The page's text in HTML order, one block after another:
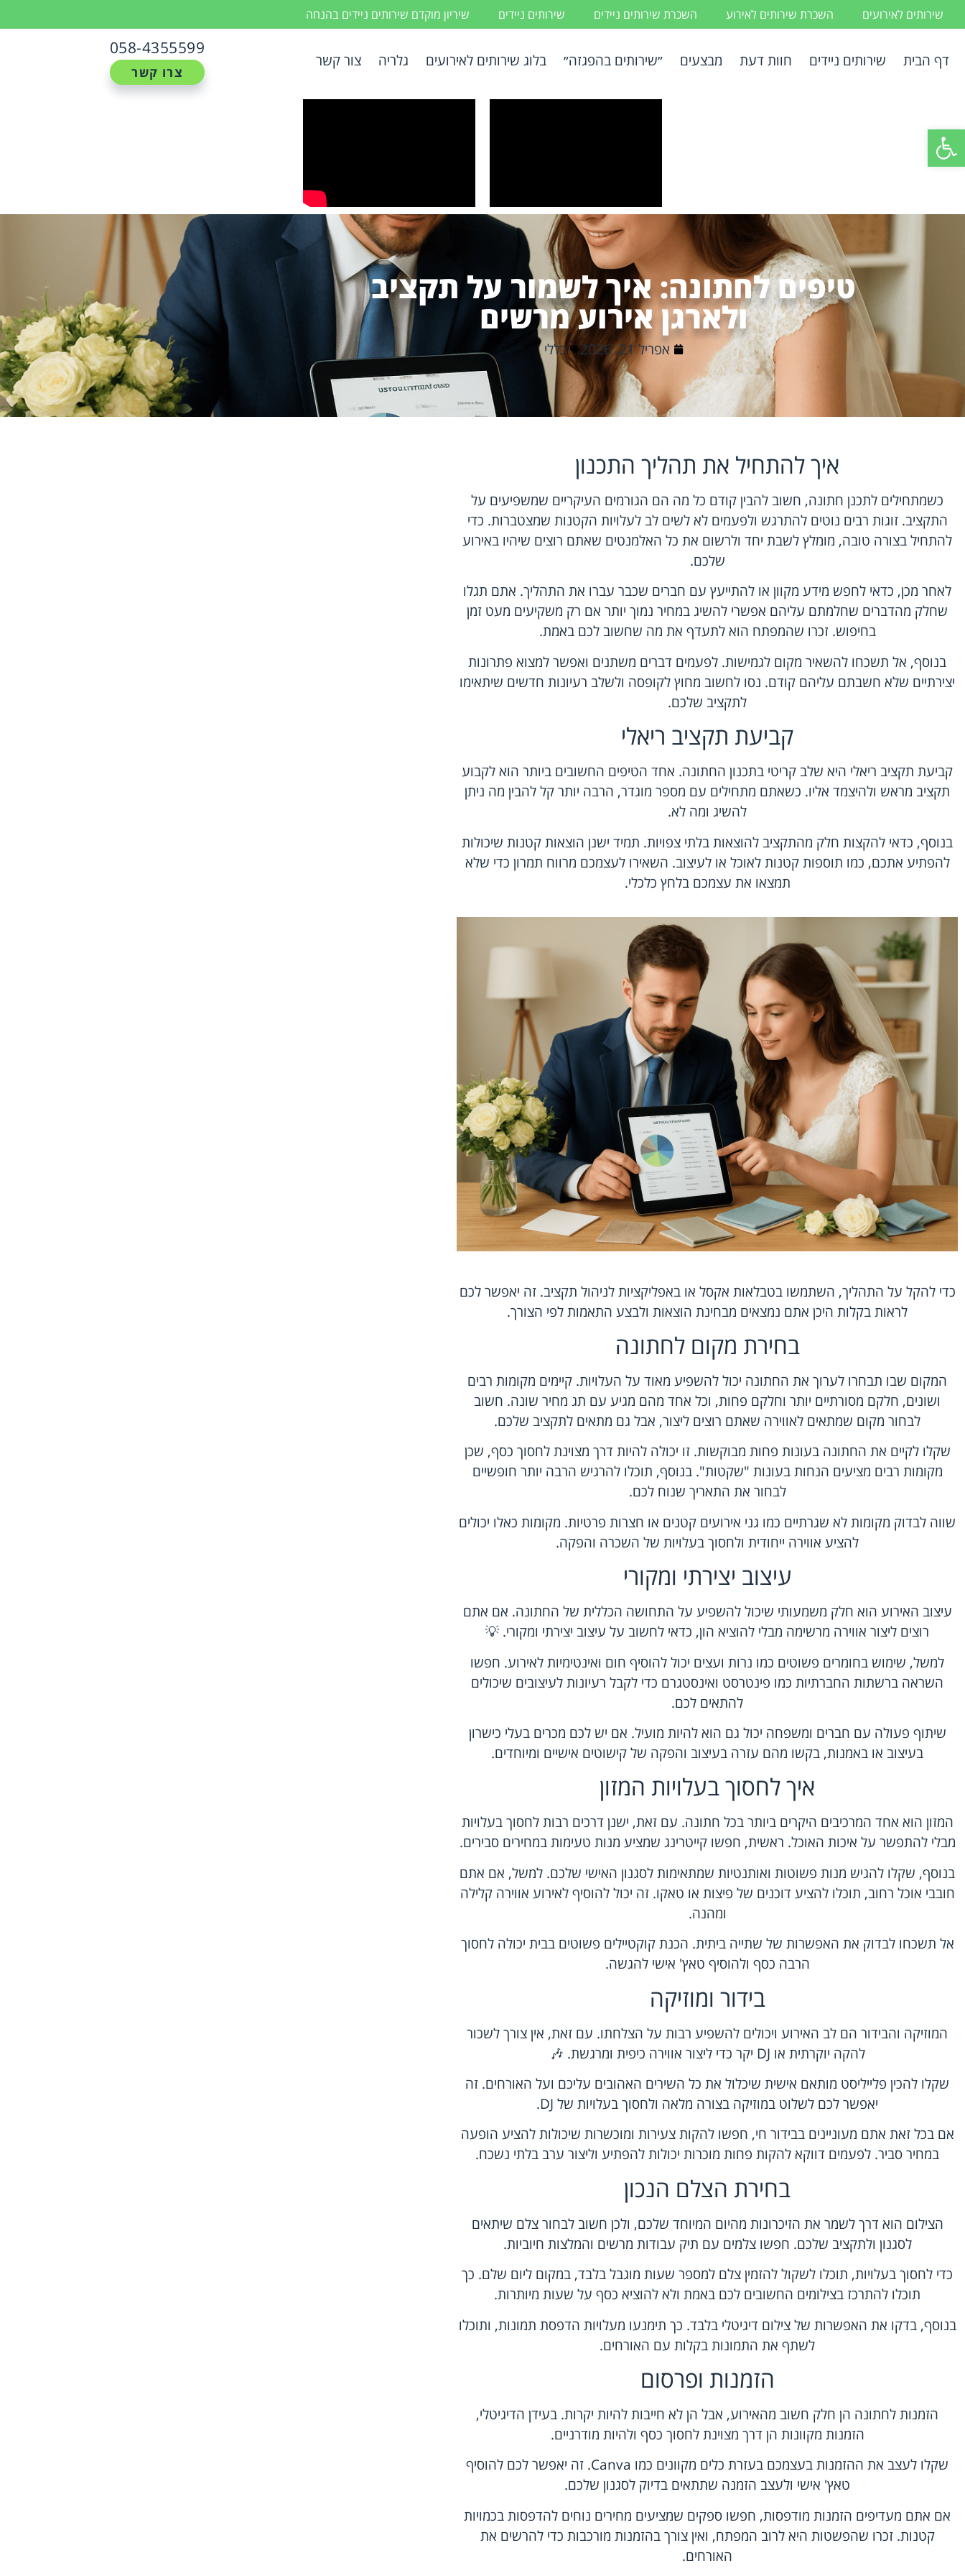
פתח סרגל נגישות
שירותים לאירועים השכרת שירותים לאירוע השכרת שירותים ניידים שירותים ניידים שיריון מוקדם שירותים ניידים בהנחה
דף הבית שירותים ניידים חוות דעת מבצעים ״שירותים בהפגזה״ בלוג שירותים לאירועים גלריה צור קשר
058-4355599
צרו קשר
טיפים לחתונה: איך לשמור על תקציב
ולארגן אירוע מרשים
אפריל 21, 2026 כללי
איך להתחיל את תהליך התכנון
כשמתחילים לתכנן חתונה, חשוב להבין קודם כל מה הם הגורמים העיקריים שמשפיעים על
התקציב. זוגות רבים נוטים להתרגש ולפעמים לא לשים לב לעלויות הקטנות שמצטברות. כדי
להתחיל בצורה טובה, מומלץ לשבת יחד ולרשום את כל האלמנטים שאתם רוצים שיהיו באירוע
שלכם.
לאחר מכן, כדאי לחפש מידע מקוון או להתייעץ עם חברים שכבר עברו את התהליך. אתם תגלו
שחלק מהדברים שחלמתם עליהם אפשרי להשיג במחיר נמוך יותר אם רק משקיעים מעט זמן
בחיפוש. זכרו שהמפתח הוא לתעדף את מה שחשוב לכם באמת.
בנוסף, אל תשכחו להשאיר מקום לגמישות. לפעמים דברים משתנים ואפשר למצוא פתרונות
יצירתיים שלא חשבתם עליהם קודם. נסו לחשוב מחוץ לקופסה ולשלב רעיונות חדשים שיתאימו
לתקציב שלכם.
קביעת תקציב ריאלי
קביעת תקציב ריאלי היא שלב קריטי בתכנון החתונה. אחד הטיפים החשובים ביותר הוא לקבוע
תקציב מראש ולהיצמד אליו. כשאתם מתחילים עם מספר מוגדר, הרבה יותר קל להבין מה ניתן
להשיג ומה לא.
בנוסף, כדאי להקצות חלק מהתקציב להוצאות בלתי צפויות. תמיד ישנן הוצאות קטנות שיכולות
להפתיע אתכם, כמו תוספות קטנות לאוכל או לעיצוב. השאירו לעצמכם מרווח תמרון כדי שלא
תמצאו את עצמכם בלחץ כלכלי.
כדי להקל על התהליך, השתמשו בטבלאות אקסל או באפליקציות לניהול תקציב. זה יאפשר לכם
לראות בקלות היכן אתם נמצאים מבחינת הוצאות ולבצע התאמות לפי הצורך.
בחירת מקום לחתונה
המקום שבו תבחרו לערוך את החתונה יכול להשפיע מאוד על העלויות. קיימים מקומות רבים
ושונים, חלקם מסורתיים יותר וחלקם פחות, וכל אחד מהם מגיע עם תג מחיר שונה. חשוב
לבחור מקום שמתאים לאווירה שאתם רוצים ליצור, אבל גם מתאים לתקציב שלכם.
שקלו לקיים את החתונה בעונות פחות מבוקשות. זו יכולה להיות דרך מצוינת לחסוך כסף, שכן
מקומות רבים מציעים הנחות בעונות "שקטות". בנוסף, תוכלו להרגיש הרבה יותר חופשיים
לבחור את התאריך שנוח לכם.
שווה לבדוק מקומות לא שגרתיים כמו גני אירועים קטנים או חצרות פרטיות. מקומות כאלו יכולים
להציע אווירה ייחודית ולחסוך בעלויות של השכרה והפקה.
עיצוב יצירתי ומקורי
עיצוב האירוע הוא חלק משמעותי שיכול להשפיע על התחושה הכללית של החתונה. אם אתם
רוצים ליצור אווירה מרשימה מבלי להוציא הון, כדאי לחשוב על עיצוב יצירתי ומקורי. 💡
למשל, שימוש בחומרים פשוטים כמו נרות ועצים יכול להוסיף חום ואינטימיות לאירוע. חפשו
השראה ברשתות החברתיות כמו פינטרסט ואינסטגרם כדי לקבל רעיונות לעיצובים שיכולים
להתאים לכם.
שיתוף פעולה עם חברים ומשפחה יכול גם הוא להיות מועיל. אם יש לכם מכרים בעלי כישרון
בעיצוב או באמנות, בקשו מהם עזרה בעיצוב והפקה של קישוטים אישיים ומיוחדים.
איך לחסוך בעלויות המזון
המזון הוא אחד המרכיבים היקרים ביותר בכל חתונה. עם זאת, ישנן דרכים רבות לחסוך בעלויות
מבלי להתפשר על איכות האוכל. ראשית, חפשו קייטרינג שמציע מנות טעימות במחירים סבירים.
בנוסף, שקלו להגיש מנות פשוטות ואותנטיות שמתאימות לסגנון האישי שלכם. למשל, אם אתם
חובבי אוכל רחוב, תוכלו להציע דוכנים של פיצות או טאקו. זה יכול להוסיף לאירוע אווירה קלילה
ומהנה.
אל תשכחו לבדוק את האפשרות של שתייה ביתית. הכנת קוקטיילים פשוטים בבית יכולה לחסוך
הרבה כסף ולהוסיף טאץ' אישי להגשה.
בידור ומוזיקה
המוזיקה והבידור הם לב האירוע ויכולים להשפיע רבות על הצלחתו. עם זאת, אין צורך לשכור
להקה יוקרתית או DJ יקר כדי ליצור אווירה כיפית ומרגשת. 🎶
שקלו להכין פלייליסט מותאם אישית שיכלול את כל השירים האהובים עליכם ועל האורחים. זה
יאפשר לכם לשלוט במוזיקה בצורה מלאה ולחסוך בעלויות של DJ.
אם בכל זאת אתם מעוניינים בבידור חי, חפשו להקות צעירות ומוכשרות שיכולות להציע הופעה
במחיר סביר. לפעמים דווקא להקות פחות מוכרות יכולות להפתיע וליצור ערב בלתי נשכח.
בחירת הצלם הנכון
הצילום הוא דרך לשמר את הזיכרונות מהיום המיוחד שלכם, ולכן חשוב לבחור צלם שיתאים
לסגנון ולתקציב שלכם. חפשו צלמים עם תיק עבודות מרשים והמלצות חיוביות.
כדי לחסוך בעלויות, תוכלו לשקול להזמין צלם למספר שעות מוגבל בלבד, במקום ליום שלם. כך
תוכלו להתרכז בצילומים החשובים לכם באמת ולא להוציא כסף על שעות מיותרות.
בנוסף, בדקו את האפשרות של צילום דיגיטלי בלבד. כך תימנעו מעלויות הדפסת תמונות, ותוכלו
לשתף את התמונות בקלות עם האורחים.
הזמנות ופרסום
הזמנות לחתונה הן חלק חשוב מהאירוע, אבל הן לא חייבות להיות יקרות. בעידן הדיגיטלי,
הזמנות מקוונות הן דרך מצוינת לחסוך כסף ולהיות מודרניים.
שקלו לעצב את ההזמנות בעצמכם בעזרת כלים מקוונים כמו Canva. זה יאפשר לכם להוסיף
טאץ' אישי ולעצב הזמנה שתתאים בדיוק לסגנון שלכם.
אם אתם מעדיפים הזמנות מודפסות, חפשו ספקים שמציעים מחירים נוחים להדפסות בכמויות
קטנות. זכרו שהפשטות היא לרוב המפתח, ואין צורך בהזמנות מורכבות כדי להרשים את
האורחים.